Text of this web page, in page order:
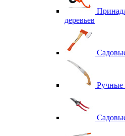
деревьев
Ручные